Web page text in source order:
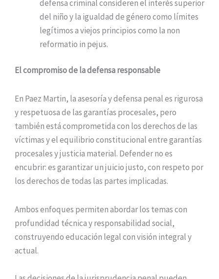
defensa criminal consideren el interés superior
del niño y la igualdad de género como límites
legítimos a viejos principios como la non
reformatio in pejus.
El compromiso de la defensa responsable
En Paez Martin, la asesoría y defensa penal es rigurosa
y respetuosa de las garantías procesales, pero
también está comprometida con los derechos de las
víctimas y el equilibrio constitucional entre garantías
procesales y justicia material. Defender no es
encubrir: es garantizar un juicio justo, con respeto por
los derechos de todas las partes implicadas.
Ambos enfoques permiten abordar los temas con
profundidad técnica y responsabilidad social,
construyendo educación legal con visión integral y
actual.